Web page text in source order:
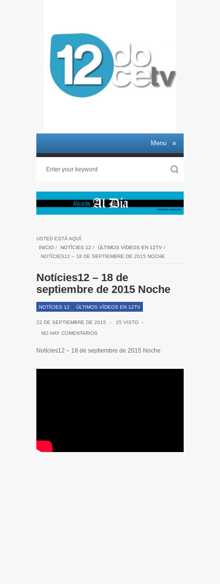
Menu ≡
USTED ESTÁ AQUÍ:
INICIO / NOTÍCIES 12 / ÚLTIMOS VÍDEOS EN 12TV /
NOTÍCIES12 – 18 DE SEPTIEMBRE DE 2015 NOCHE
Notícies12 – 18 de
septiembre de 2015 Noche
NOTÍCIES 12 ÚLTIMOS VÍDEOS EN 12TV
22 DE SEPTIEMBRE DE 2015 - 25 VISTO
-
NO HAY COMENTARIOS
Notícies12 – 18 de septiembre de 2015 Noche